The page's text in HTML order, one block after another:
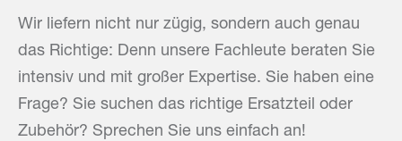
Wir liefern nicht nur zügig, sondern auch genau
das Richtige: Denn unsere Fachleute beraten Sie
intensiv und mit großer Expertise. Sie haben eine
Frage? Sie suchen das richtige Ersatzteil oder
Zubehör? Sprechen Sie uns einfach an!